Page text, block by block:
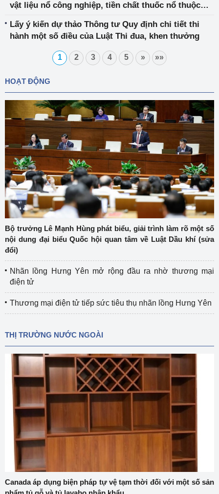
vật liệu nổ công nghiệp, tiền chất thuốc nổ thuộc
Lấy ý kiến dự thảo Thông tư Quy định chi tiết thi
hành một số điều của Luật Thi đua, khen thưởng
1 2 3 4 5 » »»
HOẠT ĐỘNG
Bộ trưởng Lê Mạnh Hùng phát biểu, giải trình làm rõ một số
nội dung đại biểu Quốc hội quan tâm về Luật Dầu khí (sửa
đổi)
Nhãn lồng Hưng Yên mở rộng đầu ra nhờ thương mại
điện tử
Thương mại điện tử tiếp sức tiêu thụ nhãn lồng Hưng Yên
THỊ TRƯỜNG NƯỚC NGOÀI
Canada áp dụng biện pháp tự vệ tạm thời đối với một số sản